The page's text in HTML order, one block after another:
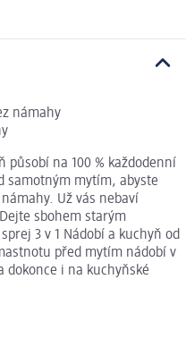
námahy
působí na 100 % každodenní
samotným mytím, abyste
Už vás nebaví
sbohem starým
3 v 1 Nádobí a kuchyň od
před mytím nádobí v
i na kuchyňské